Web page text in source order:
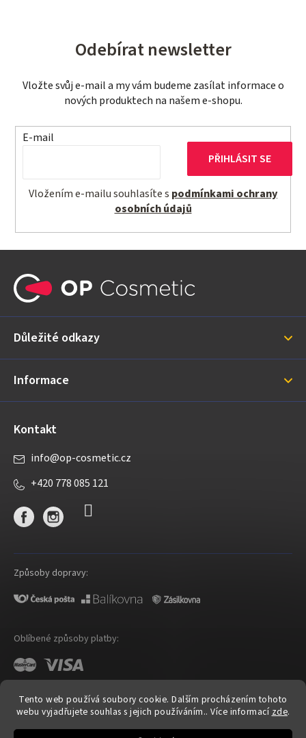
Tento web používá soubory cookie. Dalším procházením tohoto
webu vyjadřujete souhlas s jejich používáním.. Více informací zde.
a
í
p
k
v
ý
p
i
s
Odebírat newsletter
Vložte svůj e-mail a my vám budeme zasílat informace o
nových produktech na našem e-shopu.
E-mail
Vložením e-mailu souhlasíte s podmínkami ochrany
osobních údajů
PŘIHLÁSIT SE
a
í
Důležité odkazy
Informace
Kontakt
info@op-cosmetic.cz
+420 778 085 121
Způsoby dopravy:
Oblíbené způsoby platby:
Shoptet |mime digital